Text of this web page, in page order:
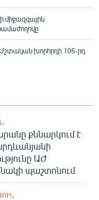
միջազգային
խորհրդի 105-րդ
քննարկում է
ԱԺ
պաշտոնում